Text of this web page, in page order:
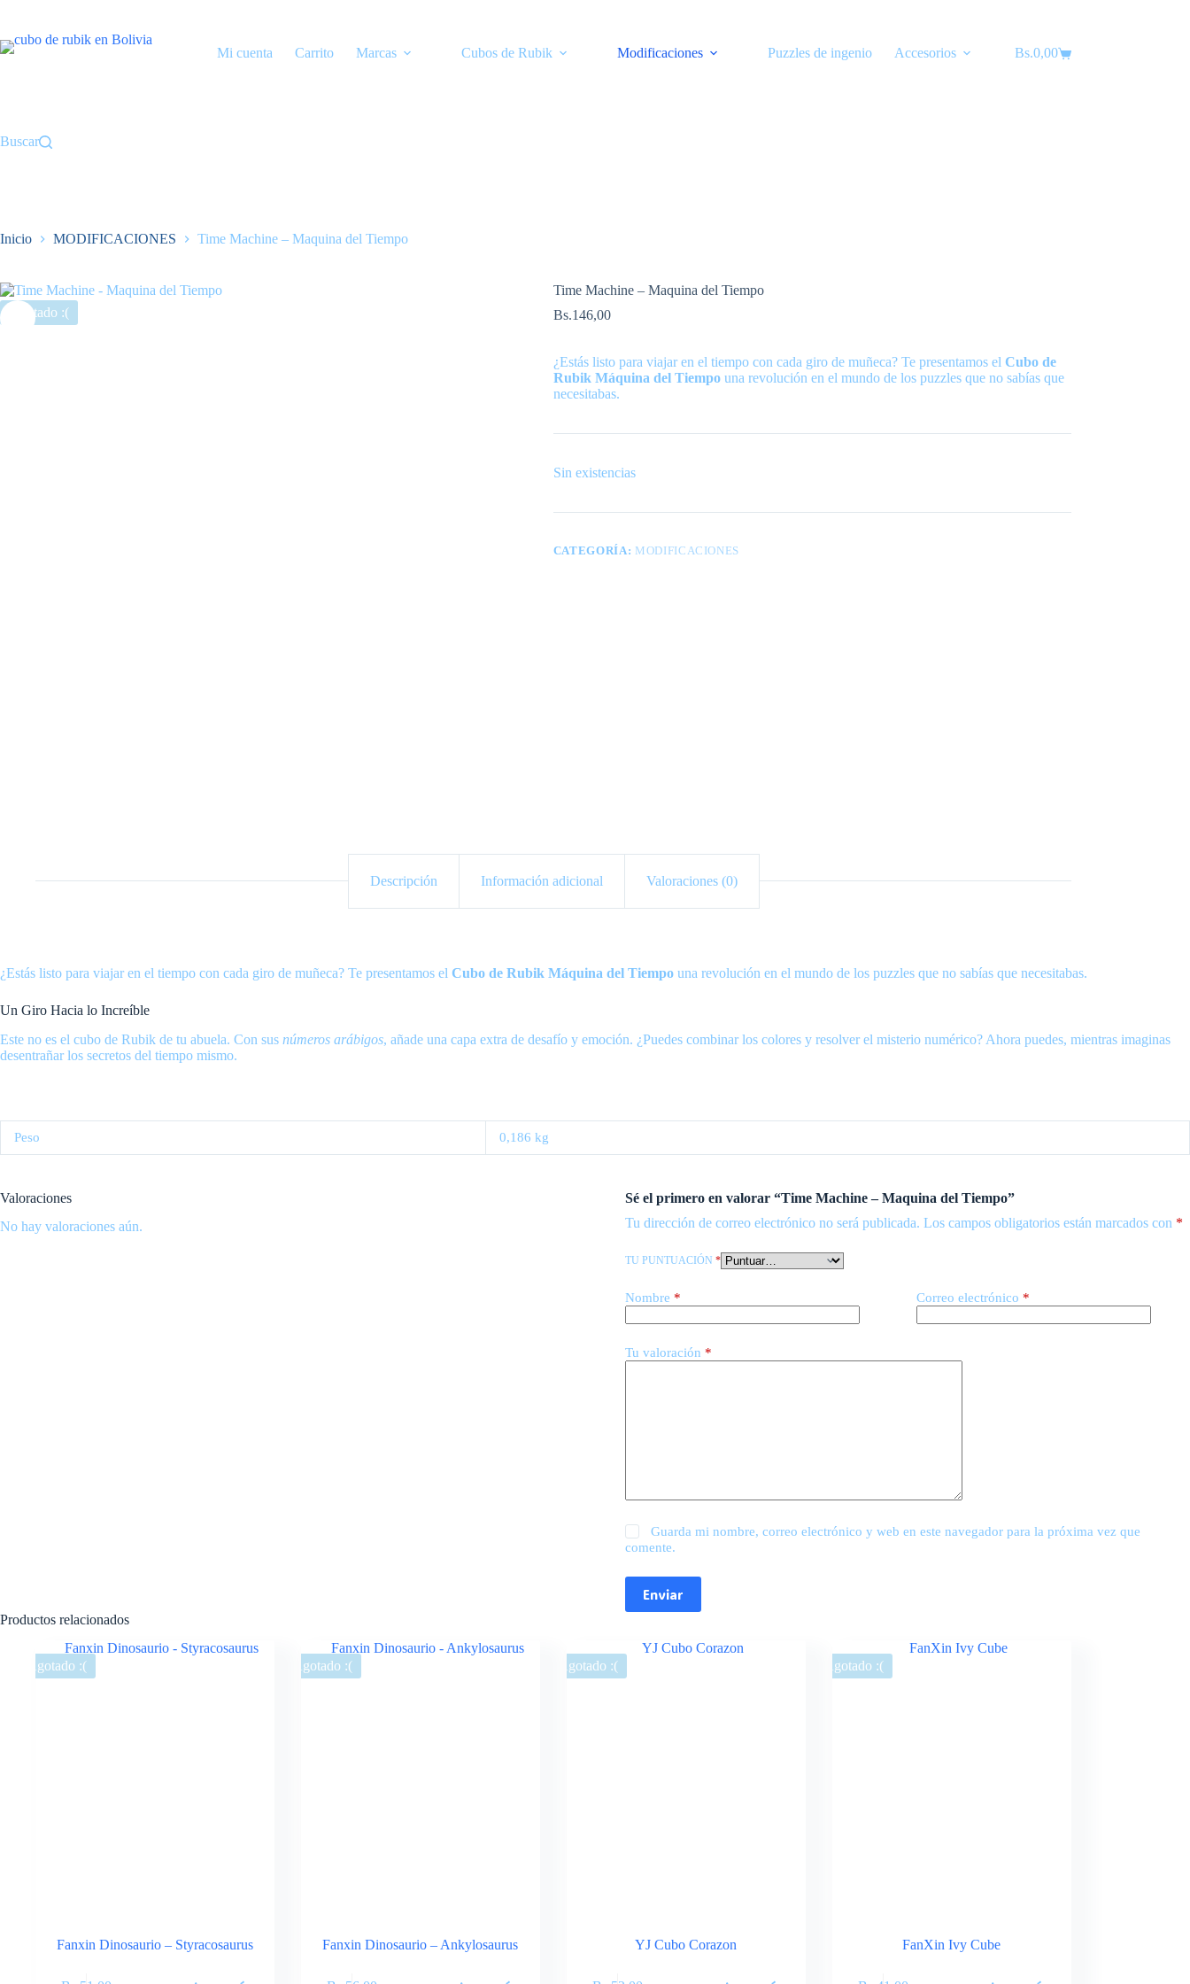
contenido
Mi cuenta
Carrito Marcas Cubos de Rubik Modificaciones Puzzles de ingenio Accesorios Lubricantes
Carro
Bs.0,00
Buscar
Inicio MODIFICACIONES Time Machine – Maquina del Tiempo
Agotado :(
Time Machine – Maquina del Tiempo
Bs.146,00
¿Estás listo para viajar en el tiempo con cada giro de muñeca? Te presentamos el Cubo de
Rubik Máquina del Tiempouna revolución en el mundo de los puzzles que no sabías que
necesitabas.
Sin existencias
CATEGORÍA: MODIFICACIONES
Descripción Información adicional Valoraciones (0)
¿Estás listo para viajar en el tiempo con cada giro de muñeca? Te presentamos el Cubo de Rubik Máquina del Tiempo una revolución en el mundo de los puzzles que no sabías que necesitabas.
Un Giro Hacia lo Increíble
Este no es el cubo de Rubik de tu abuela. Con sus números arábigos, añade una capa extra de desafío y emoción. ¿Puedes combinar los colores y resolver el misterio numérico? Ahora puedes, mientras imaginas
desentrañar los secretos del tiempo mismo.
Peso 0,186 kg
Valoraciones
No hay valoraciones aún.
Sé el primero en valorar “Time Machine – Maquina del Tiempo”
Tu dirección de correo electrónico no será publicada. Los campos obligatorios están marcados con *
TU PUNTUACIÓN *
Nombre * Correo electrónico *
Tu valoración *
Guarda mi nombre, correo electrónico y web en este navegador para la próxima vez que
comente.
Enviar
Productos relacionados
Agotado :(
Fanxin Dinosaurio – Styracosaurus
Agotado :(
Fanxin Dinosaurio – Ankylosaurus
Agotado :(
YJ Cubo Corazon
Agotado :(
FanXin Ivy Cube